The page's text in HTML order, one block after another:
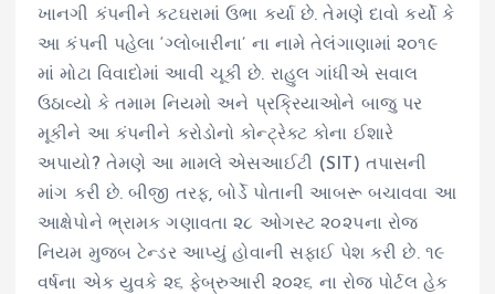
ખાનગી કંપનીને કટઘરામાં ઉભા કર્યા છે. તેમણે દાવો કર્યો કે
આ કંપની પહેલા ‘ગ્લોબારીના’ ના નામે તેલંગાણામાં ૨૦૧૯
માં મોટા વિવાદોમાં આવી ચૂકી છે. રાહુલ ગાંધીએ સવાલ
ઉઠાવ્યો કે તમામ નિયમો અને પ્રક્રિયાઓને બાજુ પર
મૂકીને આ કંપનીને કરોડોનો કોન્ટ્રેક્ટ કોના ઈશારે
અપાયો? તેમણે આ મામલે એસઆઈટી (SIT) તપાસની
માંગ કરી છે. બીજી તરફ, બોર્ડે પોતાની આબરૂ બચાવવા આ
આક્ષેપોને ભ્રામક ગણાવતા ૨૮ ઓગસ્ટ ૨૦૨૫ના રોજ
નિયમ મુજબ ટેન્ડર આપ્યું હોવાની સફાઈ પેશ કરી છે. ૧૯
વર્ષના એક યુવકે ૨૬ ફેબ્રુઆરી ૨૦૨૬ ના રોજ પોર્ટલ હેક